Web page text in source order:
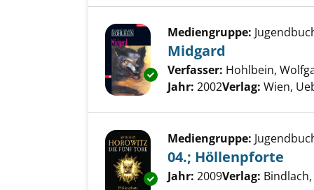
Exemplar-Details von Midgard
Mediengruppe:
Midgard
Verfasser: Hohlbein,
Jahr: 2002Verlag: Wien,
Exemplar-Details von 04.;
Mediengruppe:
04.; Höllenpforte
Suche nach diesem
Jahr: 2009Verlag: